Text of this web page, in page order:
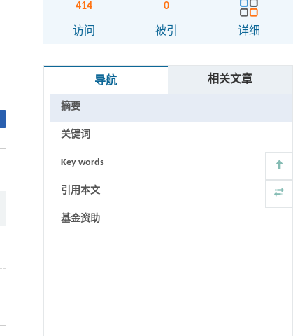
414
访问
0
被引 详细
导航 相关文章
摘要
关键词
Key words
引用本文
基金资助